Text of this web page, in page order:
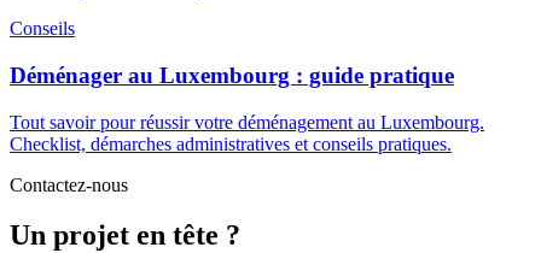
Conseils
Déménager au Luxembourg : guide pratique
Tout savoir pour réussir votre déménagement au Luxembourg.
Checklist, démarches administratives et conseils pratiques.
Contactez-nous
Un projet en tête ?